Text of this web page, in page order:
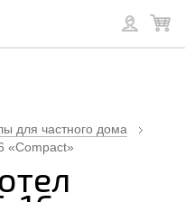
для частного дома
«Compact»